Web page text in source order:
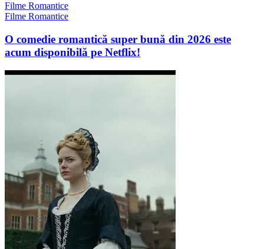
Filme Romantice
Filme Romantice
O comedie romantică super bună din 2026 este
acum disponibilă pe Netflix!